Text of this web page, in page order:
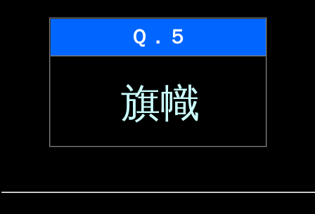
Ｑ．５
旗幟